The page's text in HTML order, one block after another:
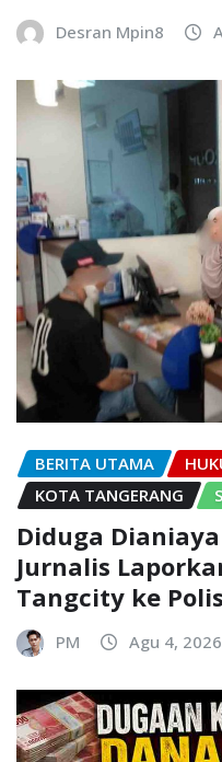
Desran Mpin8
BERITA UTAMA
KOTA TANGERANG
Diduga
Jurnalis
Tangcity ke
PM Agu 4, 2026